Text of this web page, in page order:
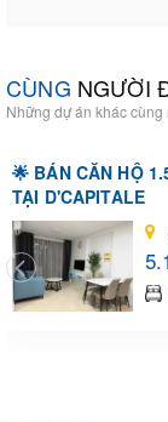
CÙNG NGƯỜI
Những dự án khác
🌟 BÁN CĂN HỘ
TẠI D'CAPITALE